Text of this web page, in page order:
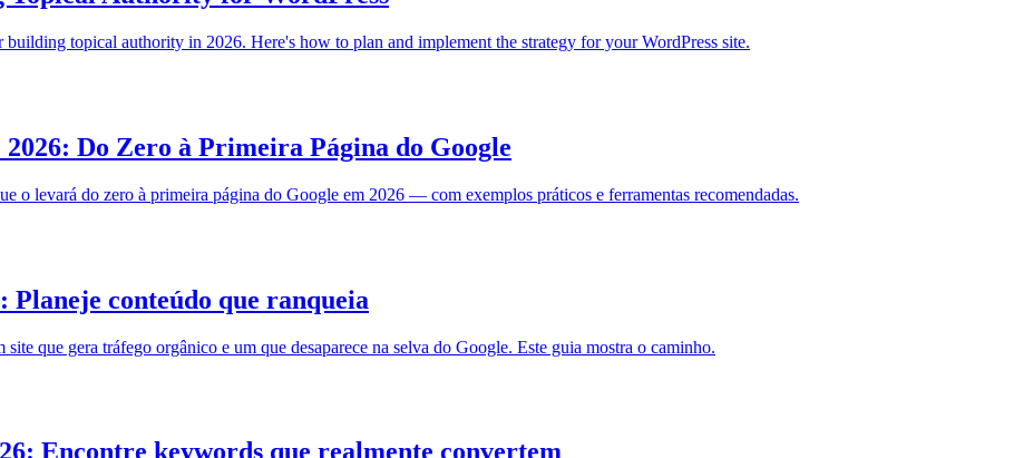
topical authority in 2026. Here's how to plan and implement the strategy for your WordPress site.
Do Zero à Primeira Página do Google
o levará do zero à primeira página do Google em 2026 — com exemplos práticos e ferramentas recomendadas.
Planeje conteúdo que ranqueia
que gera tráfego orgânico e um que desaparece na selva do Google. Este guia mostra o caminho.
Encontre keywords que realmente convertem